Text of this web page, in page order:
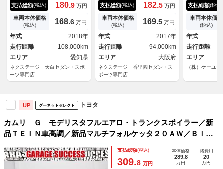
ＥＤヘッドライト／フロントフ
ォグ 革巻きステアリング パ
ドルシフト 左右独立オートエ
アコン 運転席パワーシート
バックカメラ 禁煙車
支払総額(税込) 180.9 万円
車両本体価格
(税込) 168.6 万円
年式
2018年
走行距離
108,000km
エリア
愛知県
ネクステージ 天白セダン・スポ
ーツ専門店
イ ＢＳＭ バックカメラ プ
リクラッシュセーフティ セー
フティセンスＰ 純正１７イン
チアルミ パワーシート ＬＥ
Ｄヘッドライト
支払総額(税込) 182.5 万円
車両本体価格
(税込) 169.5 万円
年式
2017年
走行距離
94,000km
エリア
大阪府
ネクステージ 香里園セダン・ス
ポーツ専門店
ルーフ ＲＳ
ロッツェリ
Ｄ ＢＳＭ・
ティセンス
正８インチ
ト シートヒ
メラ
支払総額(税込)
車両本体価格
(税込)
年式
走行距離
エリア
（株）ケーユ
UP グーネットセレクト トヨタ
カムリ Ｇ モデリスタフルエアロ・トランクスポイラー／新
品ＴＥＩＮ車高調／新品マルチフォルケッタ２０ＡＷ／Ｂｌｕ
ｅｔｏｏｔｈ／バックカメラ／パワーシート／電子サイドブレ
ーキ／ＥＴＣ／フルカスタム／ローダウン／
支払総額(税込)
309.8 万円
本体価格
289.8
万円
諸費用
20
万円